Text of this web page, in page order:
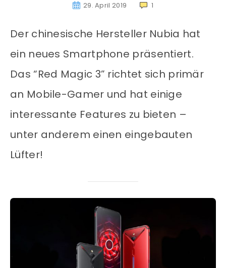
29. April 2019 1
Der chinesische Hersteller Nubia hat
ein neues Smartphone präsentiert.
Das “Red Magic 3” richtet sich primär
an Mobile-Gamer und hat einige
interessante Features zu bieten –
unter anderem einen eingebauten
Lüfter!